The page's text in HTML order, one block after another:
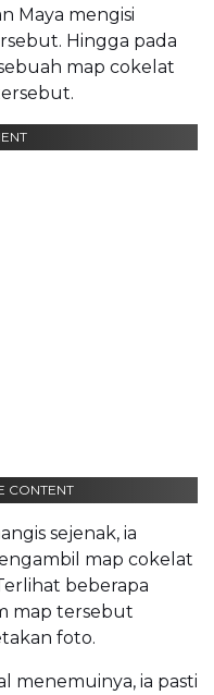
Maya mengisi
Hingga pada
map cokelat
CONTENT
sejenak, ia
map cokelat
beberapa
map tersebut
foto.
menemuinya, ia pasti